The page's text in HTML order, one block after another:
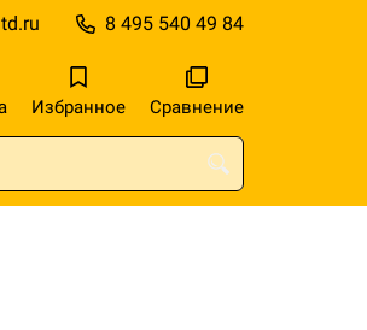
8 495 540 49 84
Избранное Сравнение